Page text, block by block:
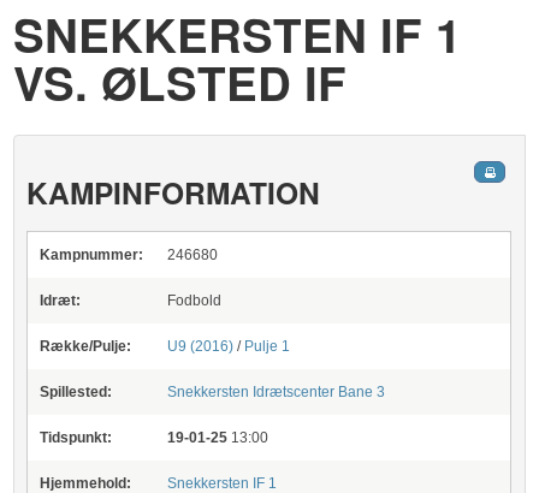
SNEKKERSTEN IF 1
VS. ØLSTED IF
KAMPINFORMATION
Kampnummer: 246680
Idræt: Fodbold
Række/Pulje: U9 (2016) / Pulje 1
Spillested: Snekkersten Idrætscenter Bane 3
Tidspunkt: 19-01-25 13:00
Hjemmehold: Snekkersten IF 1